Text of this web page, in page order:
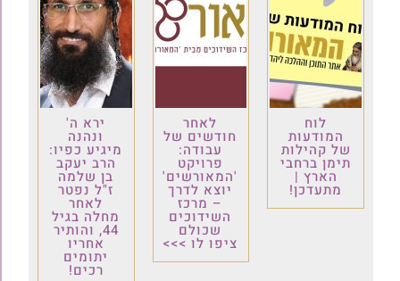
לוח
המודעות
של קהילות
תימן ברחבי
הארץ |
מתעדכן!
לאחר
חודשים של
עבודה:
פרויקט
'המאורשים'
יוצא לדרך
– מרכז
השידוכים
שכולם
ציפו לו >>>
ירא ה'
ונהנה
מיגיע כפיו:
הרב יעקב
בן שלמה
ז"ל נפטר
לאחר
מחלה בגיל
44, והותיר
אחריו
יתומים
רכים!